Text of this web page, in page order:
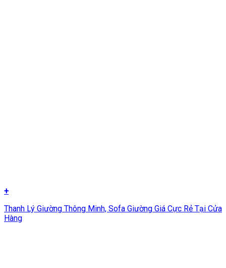
+
Thanh Lý Giường Thông Minh, Sofa Giường Giá Cực Rẻ Tại Cửa
Hàng